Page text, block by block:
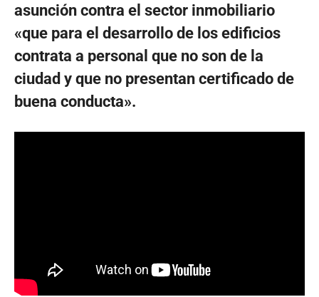
asunción contra el sector inmobiliario
«que para el desarrollo de los edificios
contrata a personal que no son de la
ciudad y que no presentan certificado de
buena conducta».